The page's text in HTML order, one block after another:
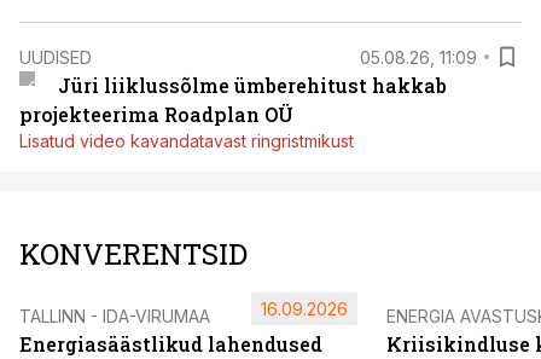
UUDISED 05.08.26, 11:09
Jüri liiklussõlme ümberehitust hakkab
projekteerima Roadplan OÜ
Lisatud video kavandatavast ringristmikust
KONVERENTSID
TALLINN - IDA-VIRUMAA
Energiasäästlikud lahendused
16.09.2026 ENERGIA
Kriisikindluse